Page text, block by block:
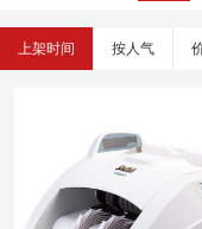
上架时间 按人气